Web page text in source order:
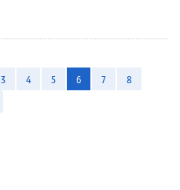
3 4 5 6 7
8